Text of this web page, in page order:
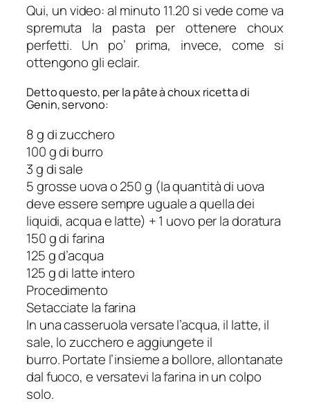
Qui, un video: al minuto 11.20 si vede come va
spremuta la pasta per ottenere choux
perfetti. Un po’ prima, invece, come si
ottengono gli eclair.
Detto questo, per la pâte à choux ricetta di
Genin, servono:
8 g di zucchero
100 g di burro
3 g di sale
5 grosse uova o 250 g (la quantità di uova
deve essere sempre uguale a quella dei
liquidi, acqua e latte) + 1 uovo per la doratura
150 g di farina
125 g d’acqua
125 g di latte intero
Procedimento
Setacciate la farina
In una casseruola versate l’acqua, il latte, il
sale, lo zucchero e aggiungete il
burro. Portate l’insieme a bollore, allontanate
dal fuoco, e versatevi la farina in un colpo
solo.